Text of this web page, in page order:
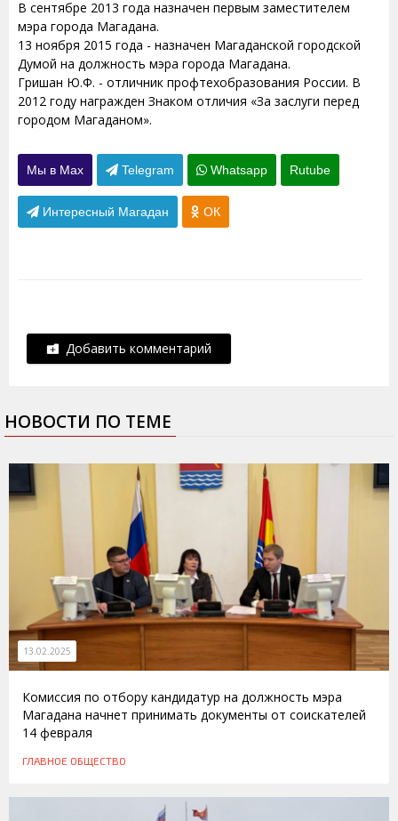
В сентябре 2013 года назначен первым заместителем
мэра города Магадана.
13 ноября 2015 года - назначен Магаданской городской
Думой на должность мэра города Магадана.
Гришан Ю.Ф. - отличник профтехобразования России. В
2012 году награжден Знаком отличия «За заслуги перед
городом Магаданом».
Мы в Max Telegram Whatsapp Rutube
Интересный Магадан ОК
Добавить комментарий
НОВОСТИ ПО ТЕМЕ
13.02.2025
Комиссия по отбору кандидатур на должность мэра
Магадана начнет принимать документы от соискателей
14 февраля
ГЛАВНОЕ ОБЩЕСТВО